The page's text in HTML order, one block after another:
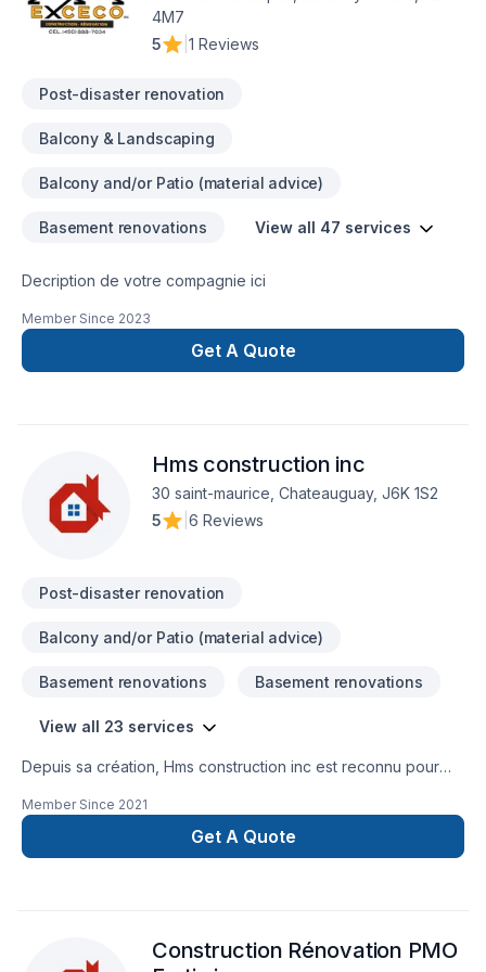
4M7
5
1 Reviews
Post-disaster renovation
Balcony & Landscaping
Balcony and/or Patio (material advice)
Basement renovations View all 47 services
Decription de votre compagnie ici
Member Since 2023
Get A Quote
Hms construction inc
30 saint-maurice, Chateauguay, J6K 1S2
5
6 Reviews
Post-disaster renovation
Balcony and/or Patio (material advice)
Basement renovations Basement renovations
View all 23 services
Depuis sa création, Hms construction inc est reconnu pour
sinistre, Armoires, Balcon de bois, Commercial, Cuisine,
Garage, Patio, Rénovation générale, Salle de bain, Sous-sol.
Nous desservons Montérégie avec passion et
votre soumission personnalisée et démarrez votre projet en
Member Since 2021
Get A Quote
Construction Rénovation PMO